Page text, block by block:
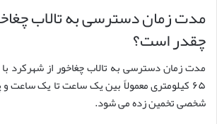
مدت زمان دسترسی به تالاب
چقدر است؟
مدت زمان دسترسی به تالاب چغاخور از شهرکرد
۶۵ کیلومتری معمولاً بین یک ساعت تا یک ساعت و
شخصی تخمین زده می شود.